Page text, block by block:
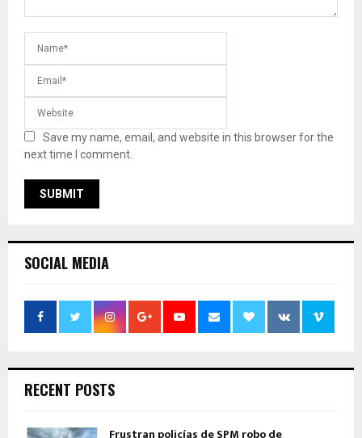
Save my name, email, and website in this browser for the
next time I comment.
SOCIAL MEDIA
RECENT POSTS